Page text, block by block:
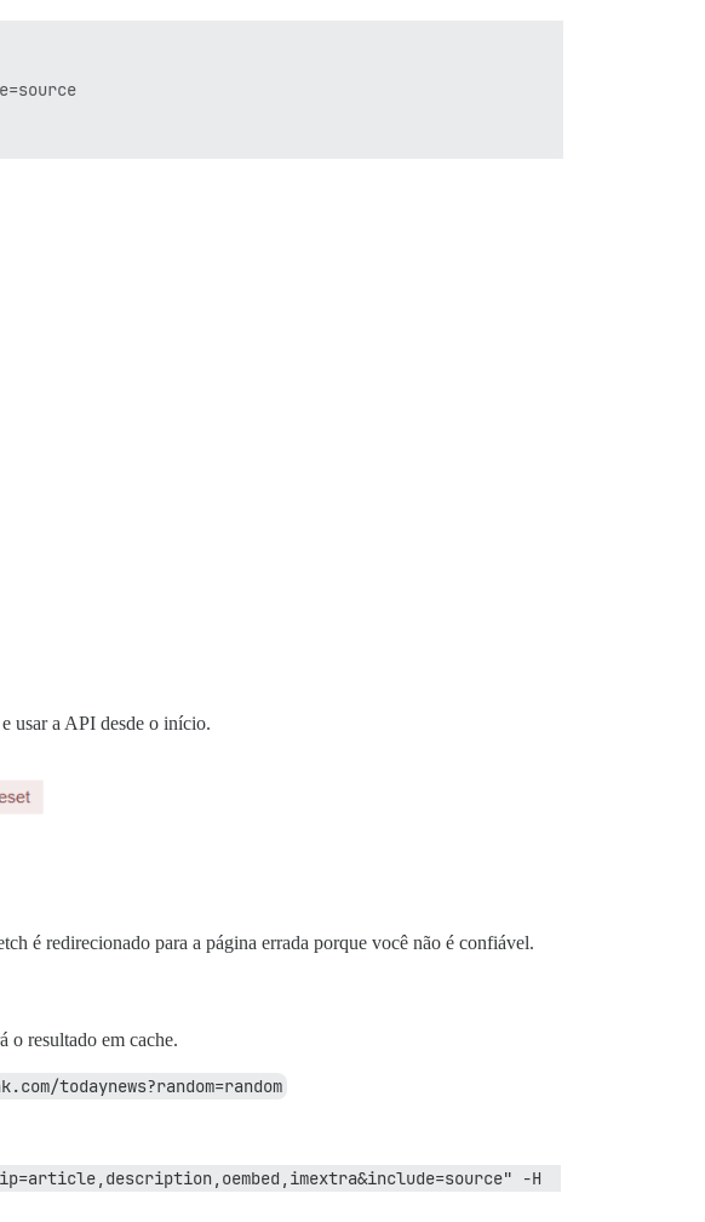
usar a API desde o início.
é redirecionado para a página errada porque você não é confiável.
o resultado em cache.
todaynews?random=random
-H